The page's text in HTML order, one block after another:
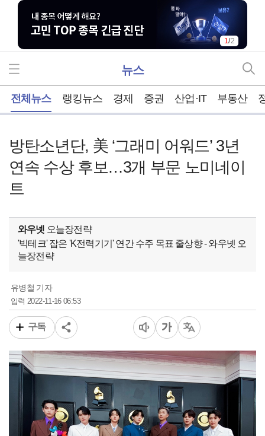
1/2
뉴스
전체뉴스 랭킹뉴스 경제 증권 산업·IT 부동산
방탄소년단, 美 ‘그래미 어워드’ 3년
연속 수상 후보…3개 부문 노미네이
트
와우넷 오늘장전략
'빅테크' 잡은 'K전력기기' 연간 수주 목표 줄상향 - 와우넷 오
늘장전략
유병철 기자
입력 2022-11-16 06:53
구독